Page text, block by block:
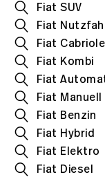
Fiat SUV
Fiat
Fiat
Fiat Kombi
Fiat
Fiat Manuell
Fiat Benzin
Fiat Hybrid
Fiat Elektro
Fiat Diesel